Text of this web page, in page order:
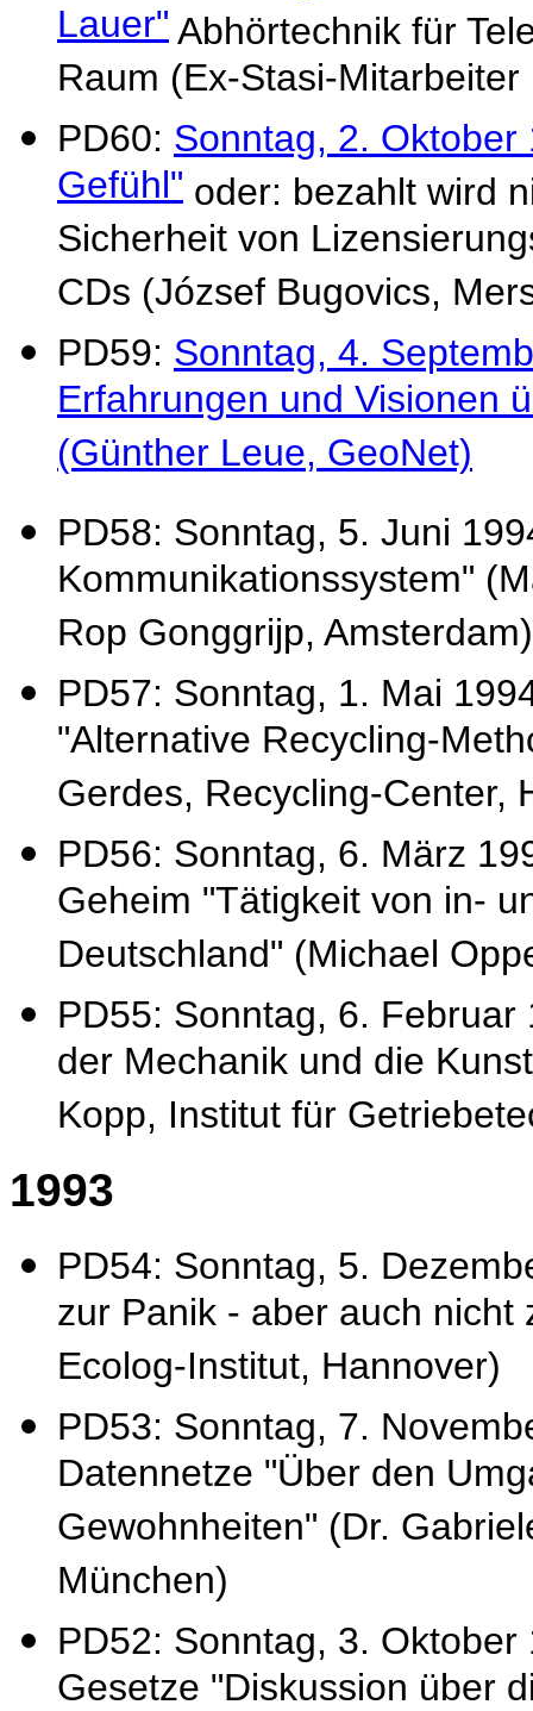
Lauer"Abhörtechnik für
Raum (Ex-Stasi-
PD60: Sonntag, 2.
Gefühl" oder: bezahlt wird
Sicherheit von
CDs (József Bugovics,
PD59: Sonntag, 4.
Erfahrungen und Visionen
(Günther Leue, GeoNet)
PD58: Sonntag, 5. Juni
Kommunikationssystem"
Rop Gonggrijp, Amsterdam)
PD57: Sonntag, 1. Mai
"Alternative Recycling-
Gerdes, Recycling-Center,
PD56: Sonntag, 6. März
Geheim "Tätigkeit von in-
Deutschland" (Michael
PD55: Sonntag, 6.
der Mechanik und die
Kopp, Institut für
1993
PD54: Sonntag, 5.
zur Panik - aber auch nicht
Ecolog-Institut, Hannover)
PD53: Sonntag, 7.
Datennetze "Über den
Gewohnheiten" (Dr.
München)
PD52: Sonntag, 3.
Gesetze "Diskussion über